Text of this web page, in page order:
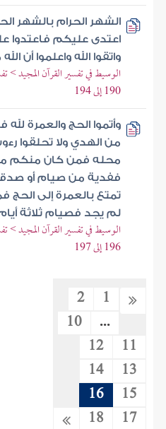
الشهر الحرام بالشهر
اعتدى عليكم فاعتدوا
واتقوا الله واعلموا أن
الوسيط في تفسير القرآن المجيد >
190 إلى 194
وأتموا الحج والعمرة
من الهدي ولا تحلقوا
محله فمن كان منكم
ففدية من صيام أو
تمتع بالعمرة إلى
لم يجد فصيام ثلاثة
الوسيط في تفسير القرآن المجيد >
196 إلى 197
1
2
...
10
11
12
13
14
15
16
17
18